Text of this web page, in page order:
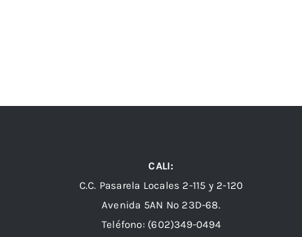
CALI:
C.C. Pasarela Locales 2-115 y 2-120
Avenida 5AN Nº 23D-68.
Teléfono: (602)349-0494